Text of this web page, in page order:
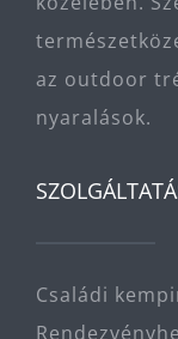
az outdoor
nyaralások.
Családi